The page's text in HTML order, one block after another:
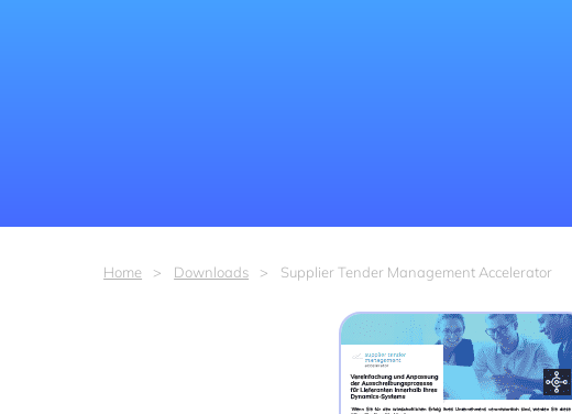
Home Downloads Supplier Tender Management Accelerator